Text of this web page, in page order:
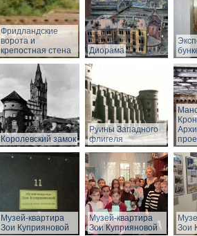
Фридландские
ворота и
крепостная стена
Диорама
Королевский замок
Руины Западного
флигеля
Музей-квартира
Зои Куприяновой
Музей-квартира
Зои Куприяновой
Зои